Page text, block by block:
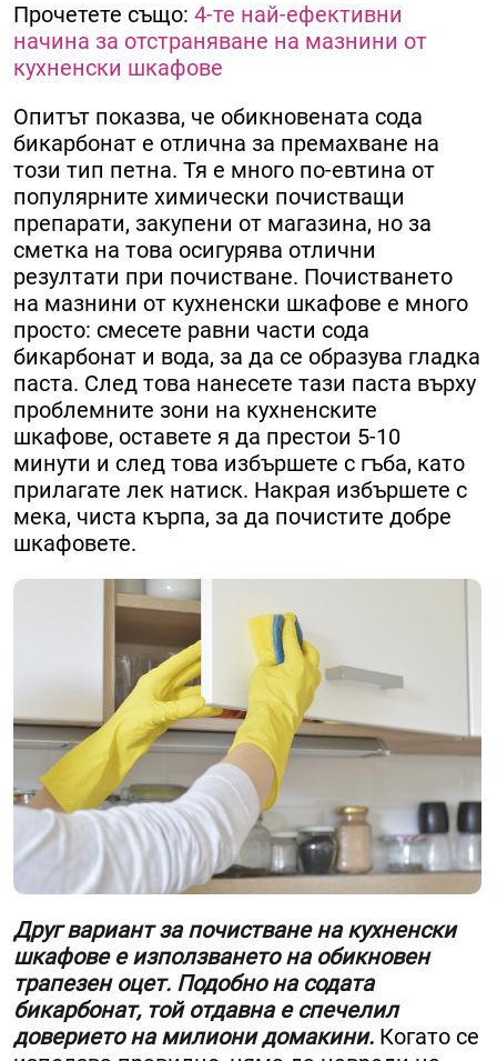
Прочетете също: 4-те най-ефективни
начина за отстраняване на мазнини от
кухненски шкафове
Опитът показва, че обикновената сода
бикарбонат е отлична за премахване на
този тип петна. Тя е много по-евтина от
популярните химически почистващи
препарати, закупени от магазина, но за
сметка на това осигурява отлични
резултати при почистване. Почистването
на мазнини от кухненски шкафове е много
просто: смесете равни части сода
бикарбонат и вода, за да се образува гладка
паста. След това нанесете тази паста върху
проблемните зони на кухненските
шкафове, оставете я да престои 5-10
минути и след това избършете с гъба, като
прилагате лек натиск. Накрая избършете с
мека, чиста кърпа, за да почистите добре
шкафовете.
Друг вариант за почистване на кухненски
шкафове е използването на обикновен
трапезен оцет. Подобно на содата
бикарбонат, той отдавна е спечелил
доверието на милиони домакини. Когато се